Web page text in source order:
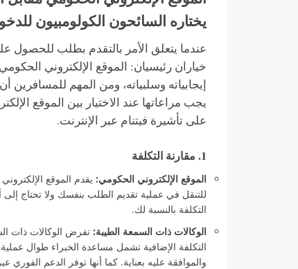
يختاره السائحون الكولومبيون
عندما يتعلق الأمر بالتقدم بطلب للحصول
خياران رئيسيان: الموقع الإلكتروني
إيجابياته وسلبياته، ومن المهم للمسافرين
يجب مراعاتها عند الاختيار بين الموقع
على تأشيرة فيتنام عبر الإنترنت.
1. مقارنة التكلفة
الموقع الإلكتروني الحكومي: يقدم الموقع
للتنقل في عملية تقديم الطلب بنفسك ولا تحتاج
التكلفة بالنسبة لك.
الوكالات ذات السمعة الطيبة: تفرض الوكالات ذات
التكلفة الإضافية تشمل مساعدة الخبراء طوال
والموافقة عليه بعناية. كما أنها توفر الدعم